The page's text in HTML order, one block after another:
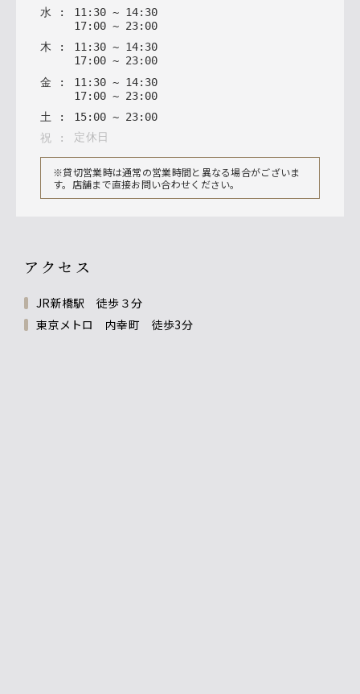
水 : 11: 30 ~ 14: 30
17: 00 ~ 23: 00
木 : 11: 30 ~ 14: 30
17: 00 ~ 23: 00
金 : 11 : 30 ~ 14: 30
17: 00 ~ 23: 00
土 : 15: 00 ~ 23: 00
祝 : 定休日
※貸切営業時は通常の営業時間と異なる場合がございま
す。店舗まで直接お問い合わせください。
アクセス
JR新橋駅 徒歩３分
東京メトロ 内幸町 徒歩3分